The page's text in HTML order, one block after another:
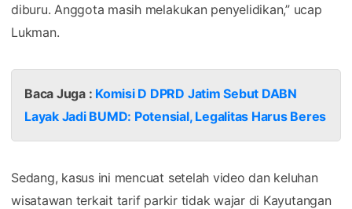
diburu. Anggota masih melakukan penyelidikan,” ucap
Lukman.
Baca Juga : Komisi D DPRD Jatim Sebut DABN
Layak Jadi BUMD: Potensial, Legalitas Harus Beres
Sedang, kasus ini mencuat setelah video dan keluhan
wisatawan terkait tarif parkir tidak wajar di Kayutangan